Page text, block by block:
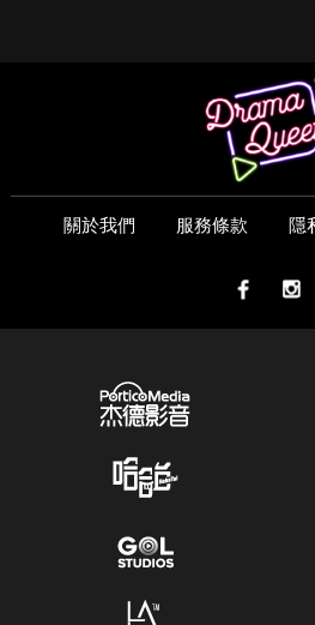
關於我們 服務條款 隱